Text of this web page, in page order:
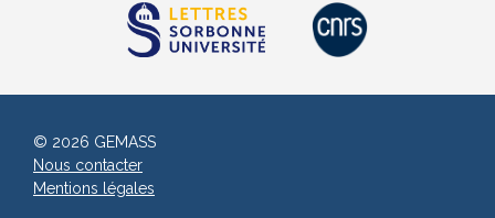
© 2026 GEMASS
Nous contacter
Mentions légales